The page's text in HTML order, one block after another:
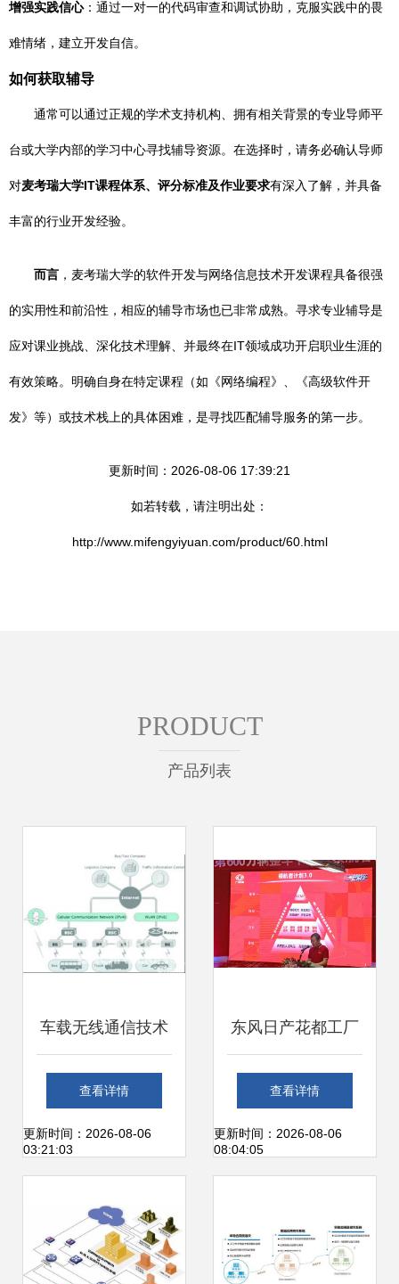
增强实践信心：通过一对一的代码审查和调试协助，克服实践中的畏
难情绪，建立开发自信。
如何获取辅导
通常可以通过正规的学术支持机构、拥有相关背景的专业导师平
台或大学内部的学习中心寻找辅导资源。在选择时，请务必确认导师
对麦考瑞大学IT课程体系、评分标准及作业要求有深入了解，并具备
丰富的行业开发经验。
而言 ，麦考瑞大学的软件开发与网络信息技术开发课程具备很强
的实用性和前沿性，相应的辅导市场也已非常成熟。寻求专业辅导是
应对课业挑战、深化技术理解、并最终在IT领域成功开启职业生涯的
有效策略。明确自身在特定课程（如《网络编程》、《高级软件开
发》等）或技术栈上的具体困难，是寻找匹配辅导服务的第一步。
更新时间：2026-08-06 17:39:21
如若转载，请注明出处：
http://www.mifengyiyuan.com/product/60.html
PRODUCT
产品列表
车载无线通信技术
推动ITS发展 聚焦
网络信息技术开发
查看详情
更新时间：2026-08-06
03:21:03
东风日产花都工厂
第六百万辆汽车下
线，网络信息技术
型
查看详情
更新时间：2026-08-06
08:04:05